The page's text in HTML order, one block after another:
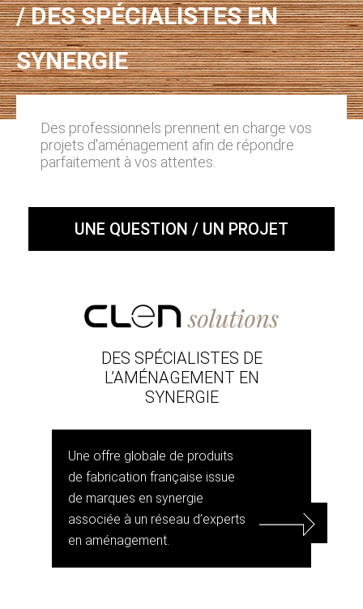
/ DES SPÉCIALISTES EN
SYNERGIE
Des professionnels prennent en charge vos
projets d'aménagement afin de répondre
parfaitement à vos attentes.
UNE QUESTION / UN PROJET
DES SPÉCIALISTES DE
L’AMÉNAGEMENT EN
SYNERGIE
Une offre globale de produits
de fabrication française issue
de marques en synergie
associée à un réseau d’experts
en aménagement.